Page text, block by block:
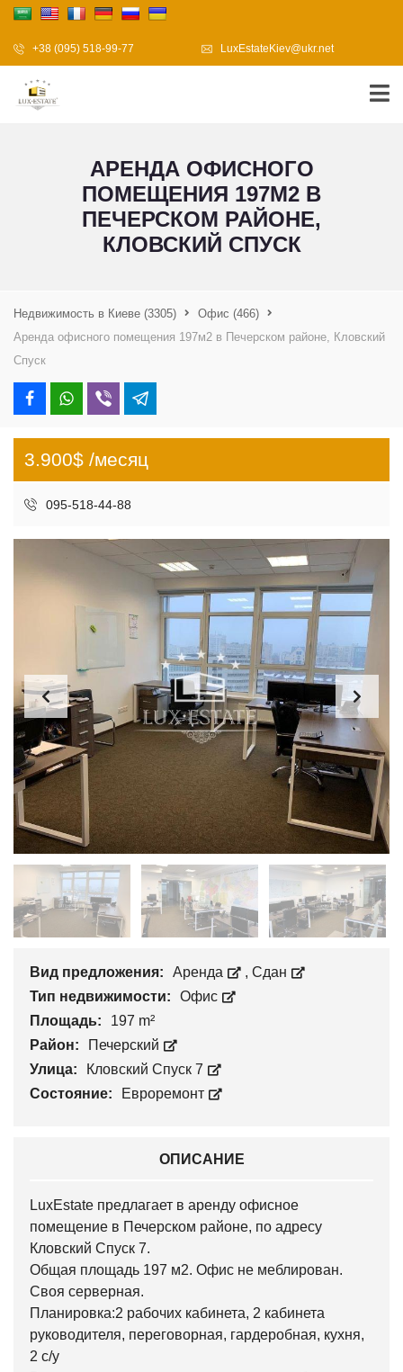
+38 (095) 518-99-77 LuxEstateKiev@ukr.net
АРЕНДА ОФИСНОГО
ПОМЕЩЕНИЯ 197М2 В
ПЕЧЕРСКОМ РАЙОНЕ,
КЛОВСКИЙ СПУСК
Недвижимость в Киеве (3305) Офис (466)
Аренда офисного помещения 197м2 в Печерском районе, Кловский
Спуск
3.900$ /месяц
095-518-44-88
Вид предложения: Аренда , Сдан
Тип недвижимости:
Офис
Площадь:
197 m²
Район:
Печерский
Улица:
Кловский Спуск 7
Состояние:
Евроремонт
ОПИСАНИЕ
LuxEstate предлагает в аренду офисное
помещение в Печерском районе, по адресу
Кловский Спуск 7.
Общая площадь 197 м2. Офис не меблирован.
Своя серверная.
Планировка:2 рабочих кабинета, 2 кабинета
руководителя, переговорная, гардеробная, кухня,
2 с/у